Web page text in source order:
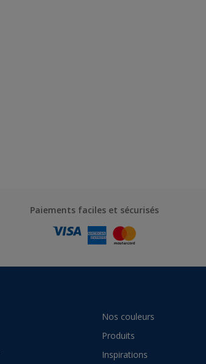
Paiements faciles et sécurisés
Nos couleurs
Produits
Inspirations